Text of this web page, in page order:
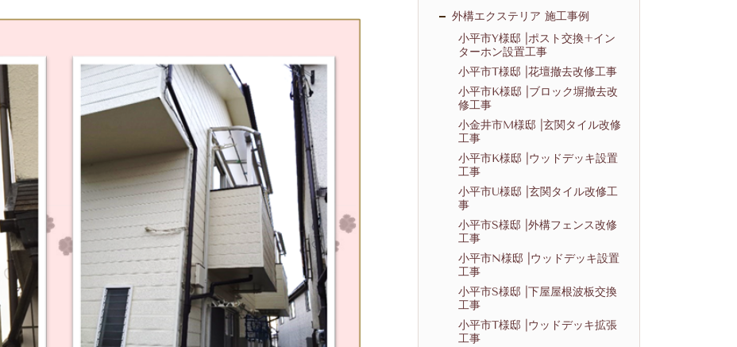
外構エクステリア 施工事例
小平市Y様邸 |ポスト交換+イン
ターホン設置工事
小平市T様邸 |花壇撤去改修工事
小平市K様邸 |ブロック塀撤去改
修工事
小金井市M様邸 |玄関タイル改修
工事
小平市K様邸 |ウッドデッキ設置
工事
小平市U様邸 |玄関タイル改修工
事
小平市S様邸 |外構フェンス改修
工事
小平市N様邸 |ウッドデッキ設置
工事
小平市S様邸 |下屋屋根波板交換
工事
小平市T様邸 |ウッドデッキ拡張
工事